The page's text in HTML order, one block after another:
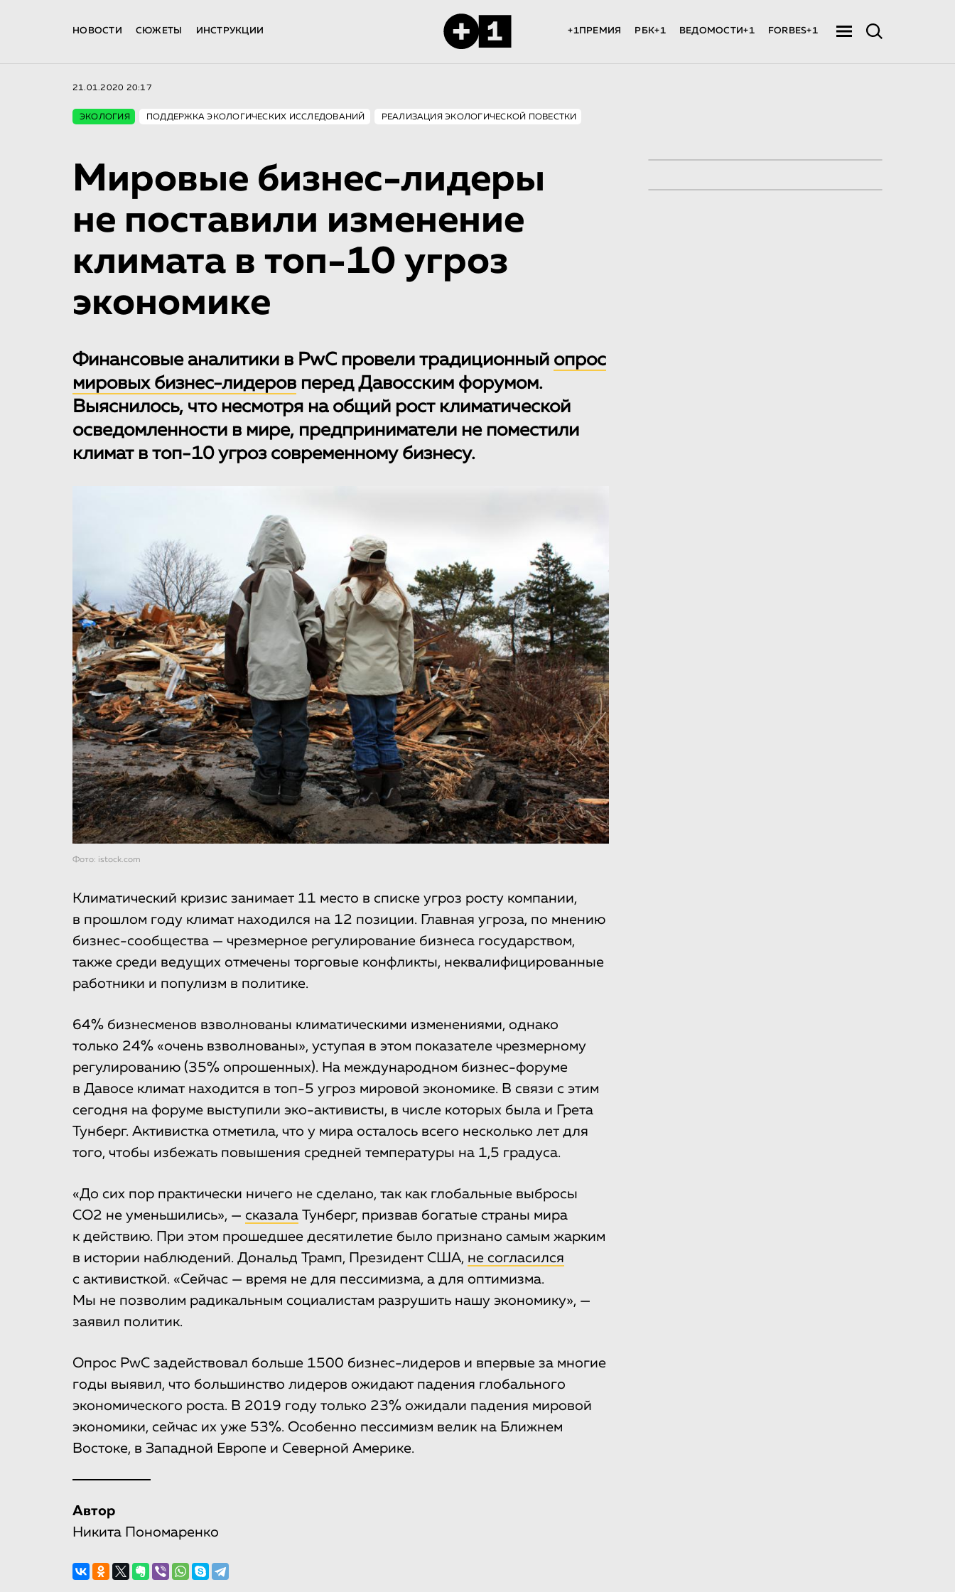
НОВОСТИ СЮЖЕТЫ ИНСТРУКЦИИ +1ПРЕМИЯ РБК+1 ВЕДОМОСТИ+1 FORBES+1
21.01.2020 20:17
ЭКОЛОГИЯ ПОДДЕРЖКА ЭКОЛОГИЧЕСКИХ ИССЛЕДОВАНИЙ РЕАЛИЗАЦИЯ ЭКОЛОГИЧЕСКОЙ ПОВЕСТКИ
Мировые бизнес-лидеры
не поставили изменение
климата в топ-10 угроз
экономике
Финансовые аналитики в PwC провели традиционный опрос
мировых бизнес-лидеров перед Давосским форумом.
Выяснилось, что несмотря на общий рост климатической
осведомленности в мире, предприниматели не поместили
климат в топ-10 угроз современному бизнесу.
Фото: istock.com
Климатический кризис занимает 11 место в списке угроз росту компании,
в прошлом году климат находился на 12 позиции. Главная угроза, по мнению
бизнес-сообщества — чрезмерное регулирование бизнеса государством,
также среди ведущих отмечены торговые конфликты, неквалифицированные
работники и популизм в политике.
64% бизнесменов взволнованы климатическими изменениями, однако
только 24% «очень взволнованы», уступая в этом показателе чрезмерному
регулированию (35% опрошенных). На международном бизнес-форуме
в Давосе климат находится в топ-5 угроз мировой экономике. В связи с этим
сегодня на форуме выступили эко-активисты, в числе которых была и Грета
Тунберг. Активистка отметила, что у мира осталось всего несколько лет для
того, чтобы избежать повышения средней температуры на 1,5 градуса.
«До сих пор практически ничего не сделано, так как глобальные выбросы
CO2 не уменьшились», — сказала Тунберг, призвав богатые страны мира
к действию. При этом прошедшее десятилетие было признано самым жарким
в истории наблюдений. Дональд Трамп, Президент США, не согласился
с активисткой. «Сейчас — время не для пессимизма, а для оптимизма.
Мы не позволим радикальным социалистам разрушить нашу экономику», —
заявил политик.
Опрос PwC задействовал больше 1500 бизнес-лидеров и впервые за многие
годы выявил, что большинство лидеров ожидают падения глобального
экономического роста. В 2019 году только 23% ожидали падения мировой
экономики, сейчас их уже 53%. Особенно пессимизм велик на Ближнем
Востоке, в Западной Европе и Северной Америке.
Автор
Никита Пономаренко